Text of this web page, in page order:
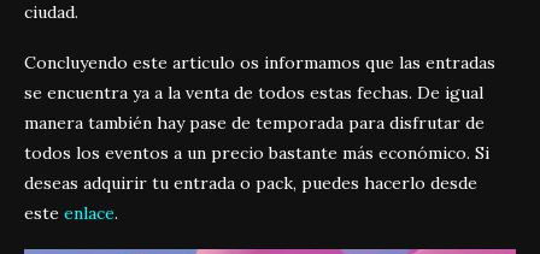
ciudad.
Concluyendo este articulo os informamos que las entradas
se encuentra ya a la venta de todos estas fechas. De igual
manera también hay pase de temporada para disfrutar de
todos los eventos a un precio bastante más económico. Si
deseas adquirir tu entrada o pack, puedes hacerlo desde
este enlace.